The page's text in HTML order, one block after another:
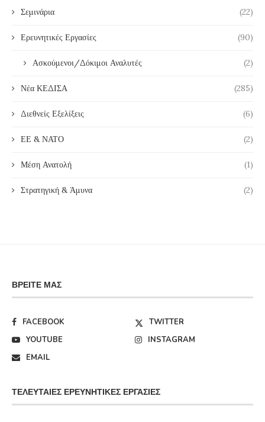
Σεμινάρια (22)
Ερευνητικές Εργασίες (90)
Ασκούμενοι/Δόκιμοι Αναλυτές (2)
Νέα ΚΕΔΙΣΑ (285)
Διεθνείς Εξελίξεις (6)
ΕΕ & ΝΑΤΟ (2)
Μέση Ανατολή (1)
Στρατηγική & Άμυνα (2)
ΒΡΕΊΤΕ ΜΑΣ
FACEBOOK
TWITTER
YOUTUBE
INSTAGRAM
EMAIL
ΤΕΛΕΥΤΑΊΕΣ ΕΡΕΥΝΗΤΙΚΈΣ ΕΡΓΑΣΊΕΣ